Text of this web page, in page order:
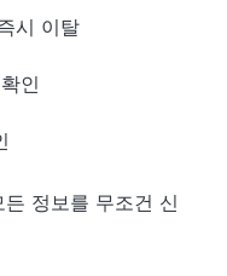
시 이탈
인
든 정보를 무조건 신